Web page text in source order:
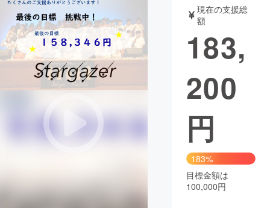
アート・写真 音楽
テクノロジー・ガジェット ゲーム・サ
映像・映画
まちづくり・地域活性化
CAMPFIRE Creation
CAMPFIREふるさと納税
コミュニティ
現在の支援総
額
183,
200
円
183%
目標金額は
100,000円